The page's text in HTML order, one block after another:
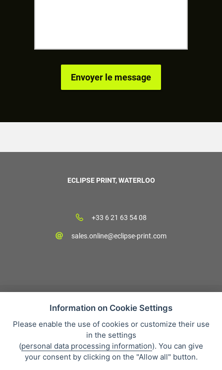
ECLIPSE PRINT, WATERLOO
+33 6 21 63 54 08
sales.online@eclipse-print.com
CGV
Protection des données personnelles
Qui sommes-nous?
Whistleblowing
Information on Cookie Settings
Please enable the use of cookies or customize their use
in the settings
(personal data processing information). You can give
your consent by clicking on the "Allow all" button.